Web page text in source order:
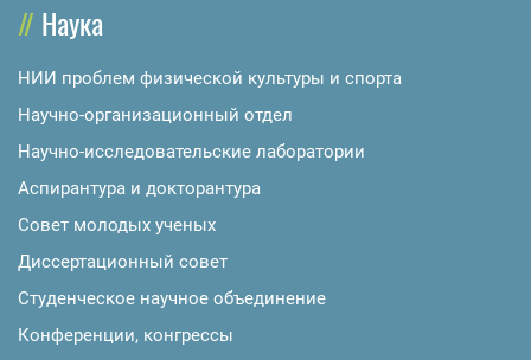
Наука
НИИ проблем физической культуры и спорта
Научно-организационный отдел
Научно-исследовательские лаборатории
Аспирантура и докторантура
Совет молодых ученых
Диссертационный совет
Студенческое научное объединение
Конференции, конгрессы